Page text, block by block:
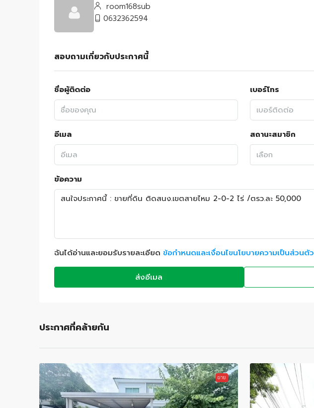
room168sub
0632362594
สอบถามเกี่ยวกับประกาศนี้
ชื่อผู้ติดต่อ เบอร์โทร
อีเมล
สถานะสมาชิก
เลือก
ข้อความ
ฉันได้อ่านและยอมรับรายละเอียด ข้อกำหนดและเงื่อนไขนโยบายความเป็นส่วนตัว
ส่งอีเมล
ประกาศที่คล้ายกัน
ขาย